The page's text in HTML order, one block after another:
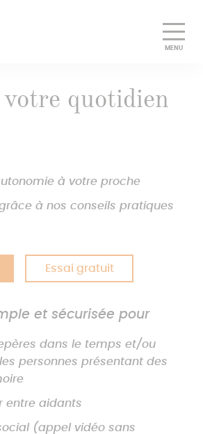
votre quotidien
à votre proche
à nos conseils pratiques
Essai gratuit
et sécurisée pour
dans le temps et/ou
personnes présentant des
entre aidants
(appel vidéo sans